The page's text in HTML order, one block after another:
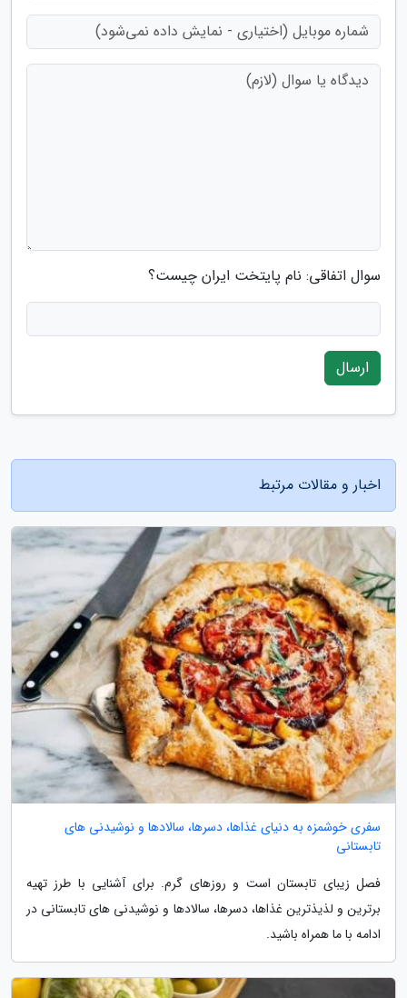
سوال اتفاقی: نام پایتخت ایران چیست؟
ارسال
اخبار و مقالات مرتبط
سفری خوشمزه به دنیای غذاها، دسرها، سالادها و نوشیدنی های
تابستانی
فصل زیبای تابستان است و روزهای گرم. برای آشنایی با طرز تهیه
برترین و لذیذترین غذاها، دسرها، سالادها و نوشیدنی های تابستانی در
ادامه با ما همراه باشید.